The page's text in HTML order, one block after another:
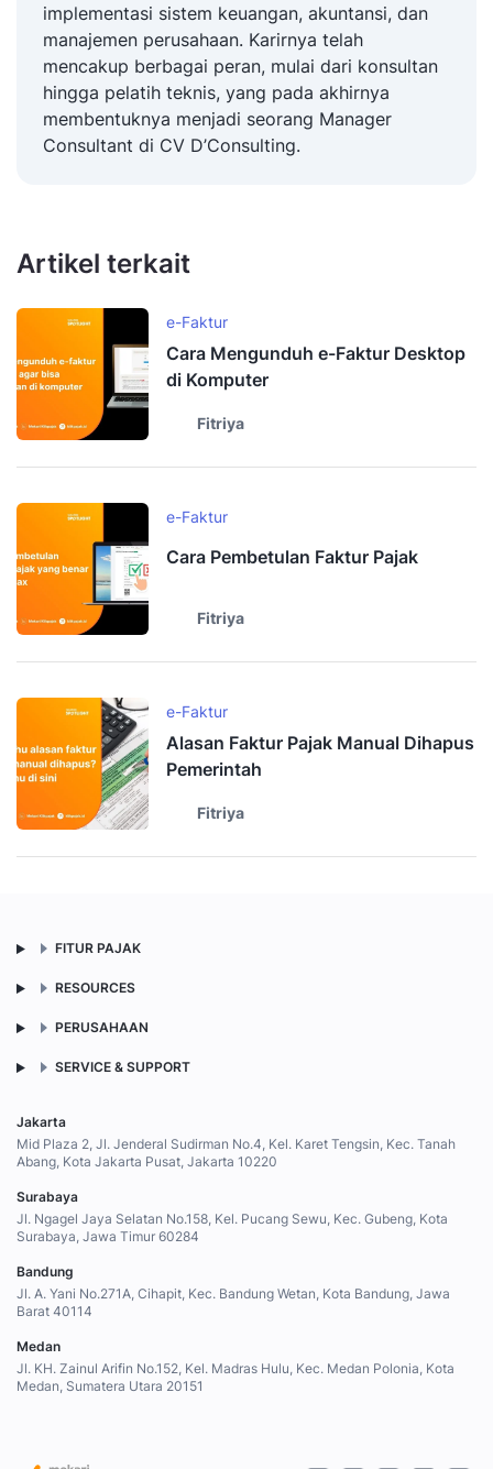
implementasi sistem keuangan, akuntansi, dan
manajemen perusahaan. Karirnya telah
mencakup berbagai peran, mulai dari konsultan
hingga pelatih teknis, yang pada akhirnya
membentuknya menjadi seorang Manager
Consultant di CV D’Consulting.
Artikel terkait
e-Faktur
Cara Mengunduh e-Faktur Desktop
di Komputer
Fitriya
e-Faktur
Cara Pembetulan Faktur Pajak
Fitriya
e-Faktur
Alasan Faktur Pajak Manual Dihapus
Pemerintah
Fitriya
FITUR PAJAK
RESOURCES
PERUSAHAAN
SERVICE & SUPPORT
Jakarta
Mid Plaza 2, Jl. Jenderal Sudirman No.4, Kel. Karet Tengsin, Kec. Tanah
Abang, Kota Jakarta Pusat, Jakarta 10220
Surabaya
Jl. Ngagel Jaya Selatan No.158, Kel. Pucang Sewu, Kec. Gubeng, Kota
Surabaya, Jawa Timur 60284
Bandung
Jl. A. Yani No.271A, Cihapit, Kec. Bandung Wetan, Kota Bandung, Jawa
Barat 40114
Medan
Jl. KH. Zainul Arifin No.152, Kel. Madras Hulu, Kec. Medan Polonia, Kota
Medan, Sumatera Utara 20151